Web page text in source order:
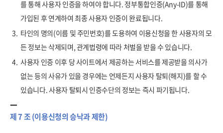
를 통해 사용자 인증을 하여야 합니다. 정부통합인증(Any-ID)를 통해
가입된 후 연계하여 최종 사용자 인증이 완료됩니다.
3. 타인의 명의(이름 및 주민번호)를 도용하여 이용신청을 한 사용자의 모
든 정보는 삭제되며, 관계법령에 따라 처벌을 받을 수 있습니다.
4. 사용자 인증 이후 당 사이트에서 제공하는 서비스를 제공받을 의사가
없는 등의 사유가 있을 경우에는 언제든지 사용자 탈퇴(해지)를 할 수
있습니다. 사용자 탈퇴시 인증수단의 정보는 즉시 파기됩니다.
제 7 조 (이용신청의 승낙과 제한)